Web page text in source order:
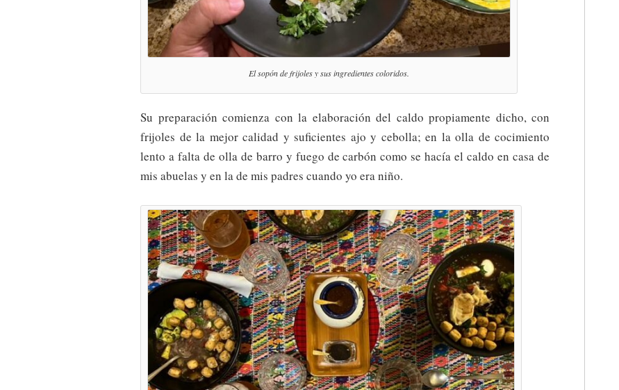
El sopón de frijoles y sus ingredientes coloridos.
Su preparación comienza con la elaboración del caldo propiamente dicho, con
frijoles de la mejor calidad y suficientes ajo y cebolla; en la olla de cocimiento
lento a falta de olla de barro y fuego de carbón como se hacía el caldo en casa de
mis abuelas y en la de mis padres cuando yo era niño.